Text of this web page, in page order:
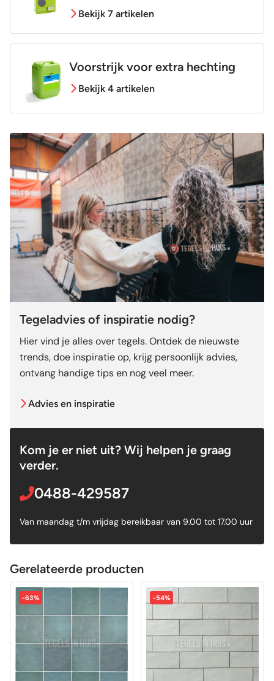
Bekijk 7 artikelen
Voorstrijk voor extra hechting
Bekijk 4 artikelen
Tegeladvies of inspiratie nodig?
Hier vind je alles over tegels. Ontdek de nieuwste
trends, doe inspiratie op, krijg persoonlijk advies,
ontvang handige tips en nog veel meer.
Advies en inspiratie
Kom je er niet uit? Wij helpen je graag
verder.
0488-429587
Van maandag t/m vrijdag bereikbaar van 9.00 tot 17.00 uur
Gerelateerde producten
-63% -54%